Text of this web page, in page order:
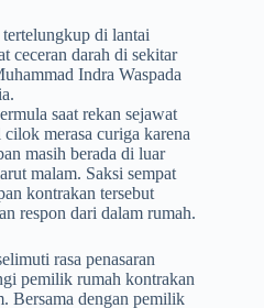
di lantai
ceceran darah di sekitar
Indra Waspada
saat rekan sejawat
merasa curiga karena
masih berada di luar
malam. Saksi sempat
kontrakan tersebut
respon dari dalam rumah.
rasa penasaran
pemilik rumah kontrakan
Bersama dengan pemilik